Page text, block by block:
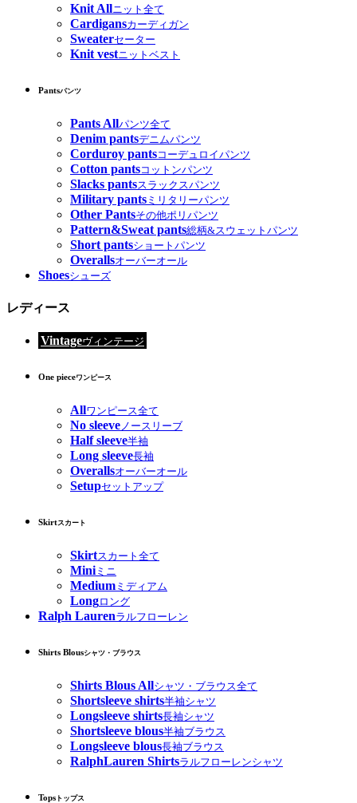
Knit Allニット全て
Cardigansカーディガン
Sweaterセーター
Knit vestニットベスト
Pantsパンツ
Pants Allパンツ全て
Denim pantsデニムパンツ
Corduroy pantsコーデュロイパンツ
Cotton pantsコットンパンツ
Slacks pantsスラックスパンツ
Military pants ミリタリーパンツ
Other Pantsその他ポリパンツ
Pattern&Sweat pants総柄&スウェットパンツ
Short pantsショートパンツ
Overallsオーバーオール
Shoesシューズ
レディース
Vintageヴィンテージ
One pieceワンピース
Allワンピース全て
No sleeveノースリーブ
Half sleeve半袖
Long sleeve長袖
Overallsオーバーオール
Setupセットアップ
Skirtスカート
Skirtスカート全て
Miniミニ
Medium ミディアム
Longロング
Ralph Laurenラルフローレン
Shirts Blousシャツ・ブラウス
Shirts Blous Allシャツ・ブラウス全て
Shortsleeve shirts半袖シャツ
Longsleeve shirts長袖シャツ
Shortsleeve blous半袖ブラウス
Longsleeve blous長袖ブラウス
RalphLauren Shirtsラルフローレンシャツ
Tops トップス